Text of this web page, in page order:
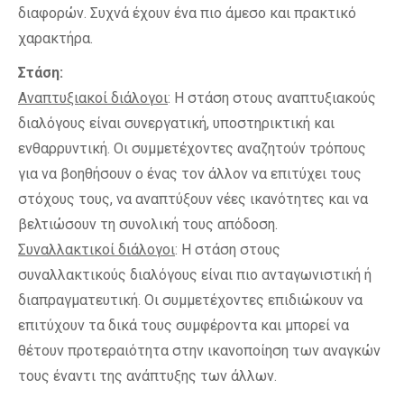
διαφορών. Συχνά έχουν ένα πιο άμεσο και πρακτικό
χαρακτήρα.
Στάση:
Αναπτυξιακοί διάλογοι: Η στάση στους αναπτυξιακούς
διαλόγους είναι συνεργατική, υποστηρικτική και
ενθαρρυντική. Οι συμμετέχοντες αναζητούν τρόπους
για να βοηθήσουν ο ένας τον άλλον να επιτύχει τους
στόχους τους, να αναπτύξουν νέες ικανότητες και να
βελτιώσουν τη συνολική τους απόδοση.
Συναλλακτικοί διάλογοι: Η στάση στους
συναλλακτικούς διαλόγους είναι πιο ανταγωνιστική ή
διαπραγματευτική. Οι συμμετέχοντες επιδιώκουν να
επιτύχουν τα δικά τους συμφέροντα και μπορεί να
θέτουν προτεραιότητα στην ικανοποίηση των αναγκών
τους έναντι της ανάπτυξης των άλλων.